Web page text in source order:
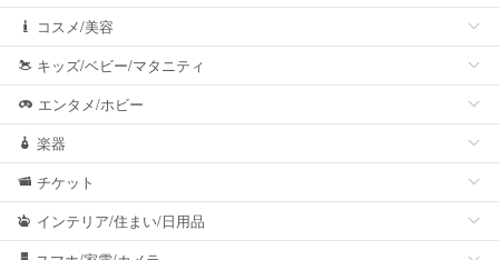
コスメ/美容
キッズ/ベビー/マタニティ
エンタメ/ホビー
楽器
チケット
インテリア/住まい/日用品